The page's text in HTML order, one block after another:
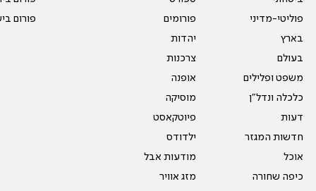
פוליטי-מדיני
בארץ
בעולם
משפט ופלילים
כלכלה ונדל"ן
דעות
חדשות המגזר
אוכל
כיפה שחורה
פורומים
יהדות
צרכנות
אופנה
מוסיקה
פיוטקאסט
ילדודס
מודעות אבל
מזג אוויר
פורום